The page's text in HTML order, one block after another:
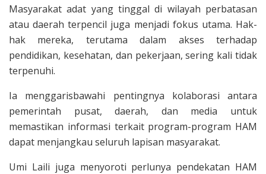
Masyarakat adat yang tinggal di wilayah perbatasan
atau daerah terpencil juga menjadi fokus utama. Hak-
hak mereka, terutama dalam akses terhadap
pendidikan, kesehatan, dan pekerjaan, sering kali tidak
terpenuhi.
Ia menggarisbawahi pentingnya kolaborasi antara
pemerintah pusat, daerah, dan media untuk
memastikan informasi terkait program-program HAM
dapat menjangkau seluruh lapisan masyarakat.
Umi Laili juga menyoroti perlunya pendekatan HAM